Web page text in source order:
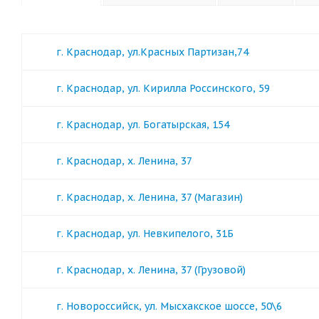
г. Краснодар, ул.Красных Партизан,74
г. Краснодар, ул. Кирилла Россинского, 59
г. Краснодар, ул. Богатырская, 154
г. Краснодар, х. Ленина, 37
г. Краснодар, х. Ленина, 37 (Магазин)
г. Краснодар, ул. Невкипелого, 31Б
г. Краснодар, х. Ленина, 37 (Грузовой)
г. Новороссийск, ул. Мысхакское шоссе, 50\6